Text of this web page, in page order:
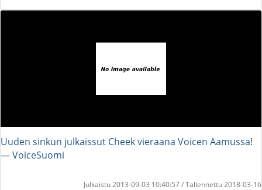
Uuden sinkun julkaissut Cheek vieraana Voicen Aamussa!
― VoiceSuomi
Julkaistu 2013-09-03 10:40:57 / Tallennettu 2018-03-16